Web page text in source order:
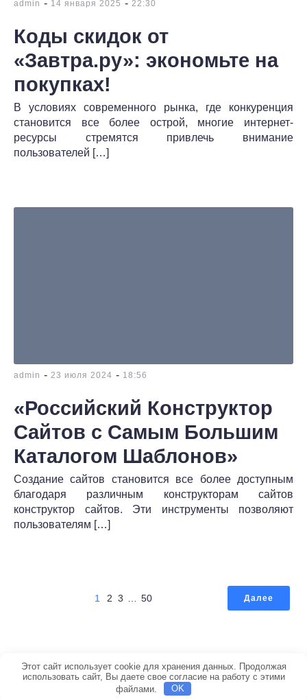
admin - 14 января 2025 - 22:30
Коды скидок от
«Завтра.ру»: экономьте на
покупках!
В условиях современного рынка, где конкуренция
становится все более острой, многие интернет-
ресурсы стремятся привлечь внимание
пользователей […]
admin - 23 июля 2024 - 18:56
«Российский Конструктор
Сайтов с Самым Большим
Каталогом Шаблонов»
Создание сайтов становится все более доступным
благодаря различным конструкторам сайтов
конструктор сайтов. Эти инструменты позволяют
пользователям […]
1 2 3 50 Далее
© 2026 Портал по строительству. Создано с ❤️ с
помощью WordPress иKubio Theme.
Этот сайт использует cookie для хранения данных. Продолжая
использовать сайт, Вы даете свое согласие на работу с этими
файлами.
OK